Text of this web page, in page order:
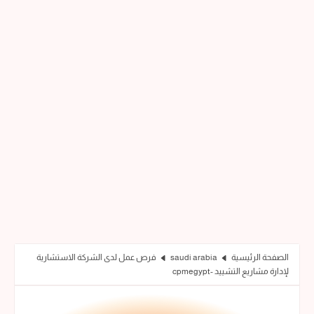
الصفحة الرئيسية saudi arabia
فرص عمل لدى الشركة الاستشارية
لإدارة مشاريع التشييد -cpmegypt